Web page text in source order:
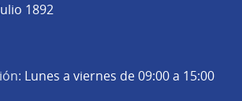
1892
Lunes a viernes de 09:00 a 15:00